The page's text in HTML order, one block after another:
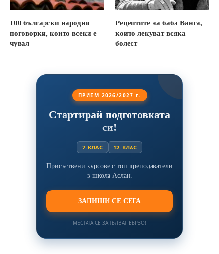
100 български народни
поговорки, които всеки е
чувал
Рецептите на баба Ванга,
които лекуват всяка
болест
ПРИЕМ 2026/2027 г.
Стартирай подготовката
си!
7. КЛАС 12. КЛАС
Присъствени курсове с топ преподаватели
в школа Аслан.
ЗАПИШИ СЕ СЕГА
МЕСТАТА СЕ ЗАПЪЛВАТ БЪРЗО!